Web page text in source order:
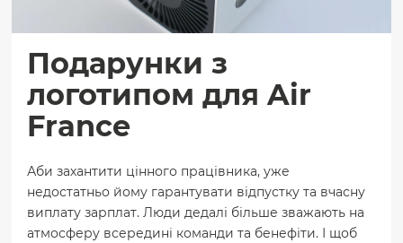
Подарунки з
логотипом для Air
France
Аби захантити цінного працівника, уже
недостатньо йому гарантувати відпустку та вчасну
виплату зарплат. Люди дедалі більше зважають на
атмосферу всередині команди та бенефіти. І щоб